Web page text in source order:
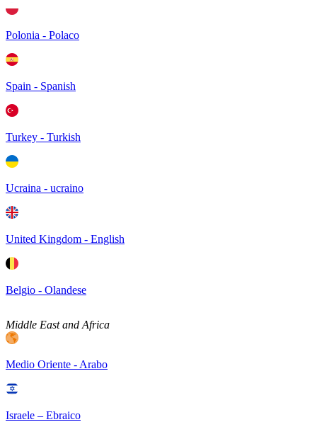
Polonia - Polaco
Spain - Spanish
Turkey - Turkish
Ucraina - ucraino
United Kingdom - English
Belgio - Olandese
Middle East and Africa
Medio Oriente - Arabo
Israele – Ebraico